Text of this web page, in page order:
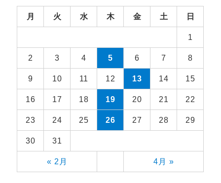
月 火 水 木 金 土 日
« 2月 4月 »
1
2 3 4 5 6 7 8
9 10 11 12 13 14 15
16 17 18 19 20 21 22
23 24 25 26 27 28 29
30 31